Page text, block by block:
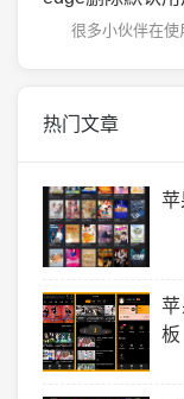
很多小伙伴在使
热门文章
苹
板